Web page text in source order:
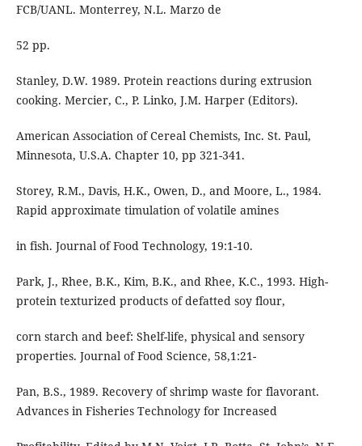
FCB/UANL. Monterrey, N.L. Marzo de
52 pp.
Stanley, D.W. 1989. Protein reactions during extrusion
cooking. Mercier, C., P. Linko, J.M. Harper (Editors).
American Association of Cereal Chemists, Inc. St. Paul,
Minnesota, U.S.A. Chapter 10, pp 321-341.
Storey, R.M., Davis, H.K., Owen, D., and Moore, L., 1984.
Rapid approximate timulation of volatile amines
in fish. Journal of Food Technology, 19:1-10.
Park, J., Rhee, B.K., Kim, B.K., and Rhee, K.C., 1993. High-
protein texturized products of defatted soy flour,
corn starch and beef: Shelf-life, physical and sensory
properties. Journal of Food Science, 58,1:21-
Pan, B.S., 1989. Recovery of shrimp waste for flavorant.
Advances in Fisheries Technology for Increased